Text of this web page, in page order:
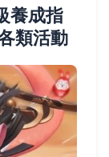
養成指
類活動